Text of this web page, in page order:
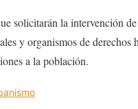
solicitarán la intervención
y organismos de
a la población.